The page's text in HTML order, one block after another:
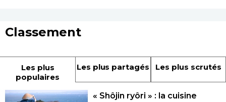
Classement
Les plus
populaires
Les plus partagés Les plus scrutés
« Shôjin ryôri » : la cuisine